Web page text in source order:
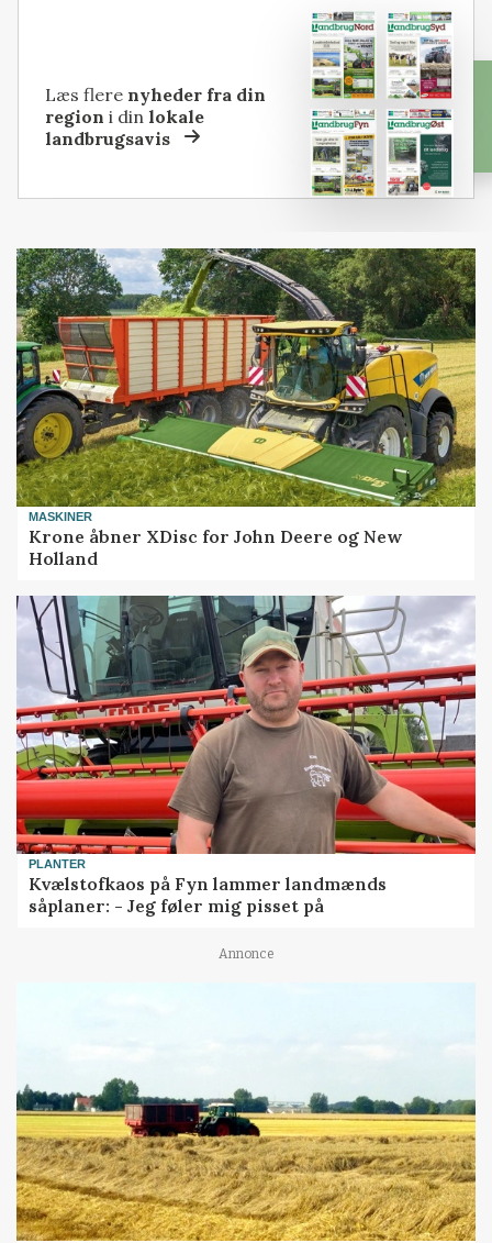
Læs flere nyheder fra din
region i dinlokale
landbrugsavis
MASKINER
Krone åbner XDisc for John Deere og New
Holland
PLANTER
Kvælstofkaos på Fyn lammer landmænds
såplaner: - Jeg føler mig pisset på
Annonce